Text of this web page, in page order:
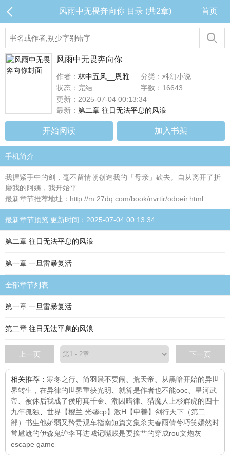
风雨中无畏奔向你 目录 (共2章) 首页
风雨中无畏奔向你
作者： 林中五风__恩雅
分类：科幻小说
状态：完结
字数：16643
更新：2025-07-04 00:13:34
最新： 第二章 往日无法平息的风浪
开始阅读 加入书架
手机简介
我握紧手中的剑，毫不留情朝创造我的「母亲」砍去。自从离开了折
磨我的阿姨，我开始平 ...
最新章节推荐地址：http://m.27dq.com/book/nvrtir/odoeir.html
最新章节预览 更新时间：2025-07-04 00:13:34
第二章 往日无法平息的风浪
第一章 一旦雷暴复活
全部章节列表
第一章 一旦雷暴复活
第二章 往日无法平息的风浪
上一页 下一页
相关推荐： 寒冬之行 简羽晨不要闹 荒天帝
从黑暗开始的异世
界转生，在异律的世界重获光明
就算是作者也不能ooc
星河武
帝
被休后我成了侯府真千金 潮囚暗律
猎魔人上杉辉虎的四十
九年孤独
世界【樱兰 光馨cp】激H 【申善】剑行天下（第二
部） 书生他娇弱又矜贵观车指南短篇文集杀夫春雨倩兮巧笑嫣然时
常尴尬的伊森鬼缠李耳进城记嘴贱是要挨艹的穿成rou文炮灰
escape game